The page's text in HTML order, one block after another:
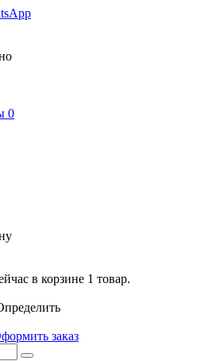
0
в корзине 1 товар.
заказ